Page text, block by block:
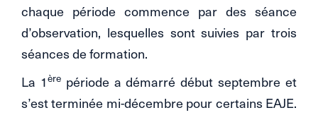
chaque période commence par des séance
d’observation, lesquelles sont suivies par trois
séances de formation.
La 1èrepériode a démarré début septembre et
s’est terminée mi-décembre pour certains EAJE.